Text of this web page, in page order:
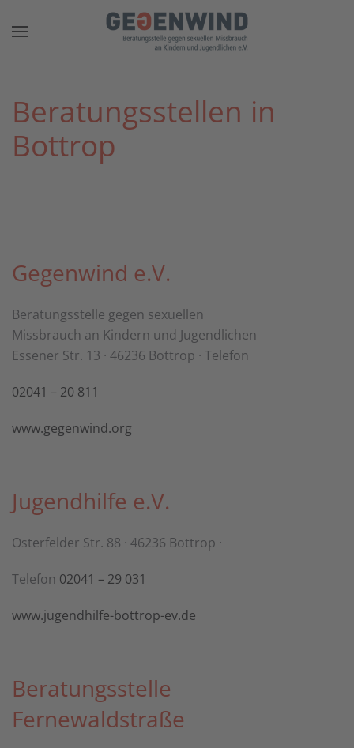
Zum Hauptinhalt springen
Beratungsstellen in
Bottrop
Gegenwind e.V.
Beratungsstelle gegen sexuellen
Missbrauch an Kindern und Jugendlichen
Essener Str. 13 · 46236 Bottrop · Telefon
02041 – 20 811
www.gegenwind.org
Jugendhilfe e.V.
Osterfelder Str. 88 · 46236 Bottrop ·
Telefon 02041 – 29 031
www.jugendhilfe-bottrop-ev.de
Beratungsstelle
Fernewaldstraße